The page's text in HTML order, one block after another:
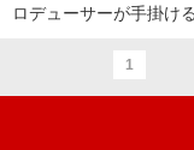
ロデューサーが手掛け
1